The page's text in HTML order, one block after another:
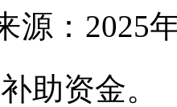
源：2025
助资金。